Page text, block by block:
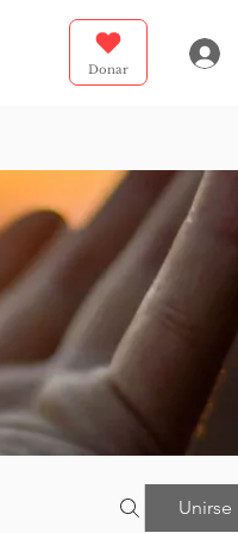
Donar
Unirse